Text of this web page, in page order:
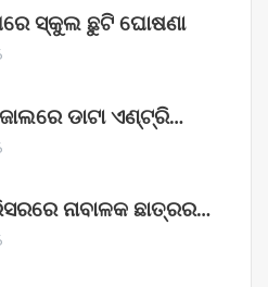
ସ୍କୁଲ ଛୁଟି ଘୋଷଣା
ଡାଟା ଏଣ୍ଟ୍ରି…
ନାବାଳକ ଛାତ୍ରର…